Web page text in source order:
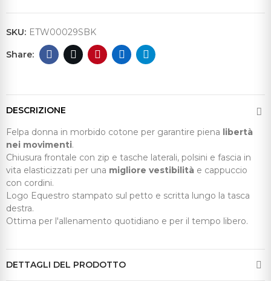
SKU: ETW00029SBK
DESCRIZIONE
Felpa donna in morbido cotone per garantire piena libertà
nei movimenti.
Chiusura frontale con zip e tasche laterali, polsini e fascia in
vita elasticizzati per una migliore vestibilità e cappuccio
con cordini.
Logo Equestro stampato sul petto e scritta lungo la tasca
destra.
Ottima per l'allenamento quotidiano e per il tempo libero.
DETTAGLI DEL PRODOTTO